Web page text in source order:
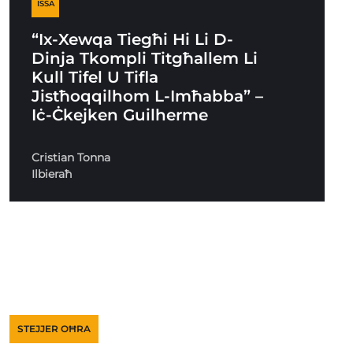
ISSA
“Ix-Xewqa Tiegħi Hi Li D-
Dinja Tkompli Titgħallem Li
Kull Tifel U Tifla
Jistħoqqilhom L-Imħabba” –
Iċ-Ċkejken Guilherme
Cristian Tonna
Ilbieraħ
STEJJER OĦRA